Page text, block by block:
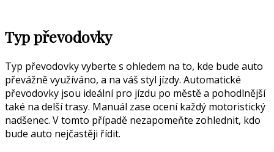
Typ převodovky
Typ převodovky vyberte s ohledem na to, kde bude auto
převážně využíváno, a na váš styl jízdy. Automatické
převodovky jsou ideální pro jízdu po městě a pohodlnější
také na delší trasy. Manuál zase ocení každý motoristický
nadšenec. V tomto případě nezapomeňte zohlednit, kdo
bude auto nejčastěji řídit.